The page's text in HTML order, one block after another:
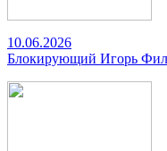
10.06.2026
Блокирующий Игорь